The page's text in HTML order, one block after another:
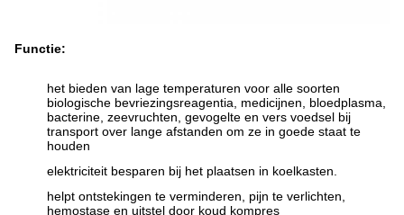
Functie:
het bieden van lage temperaturen voor alle soorten
biologische bevriezingsreagentia, medicijnen, bloedplasma,
bacterine, zeevruchten, gevogelte en vers voedsel bij
transport over lange afstanden om ze in goede staat te
houden
elektriciteit besparen bij het plaatsen in koelkasten.
helpt ontstekingen te verminderen, pijn te verlichten,
hemostase en uitstel door koud kompres